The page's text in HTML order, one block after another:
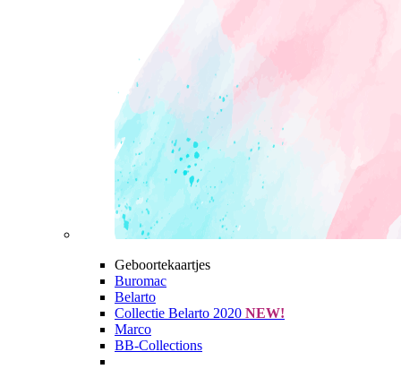
Geboortekaartjes
Buromac
Belarto
Collectie Belarto 2020 NEW!
Marco
BB-Collections